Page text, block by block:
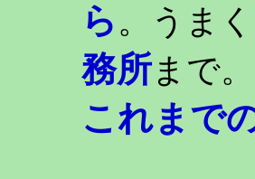
ら。うま
務所まで。
これまで